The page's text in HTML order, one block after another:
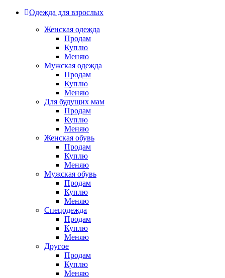
Одежда для взрослых
Женская одежда
Продам
Куплю
Меняю
Мужская одежда
Продам
Куплю
Меняю
Для будущих мам
Продам
Куплю
Меняю
Женская обувь
Продам
Куплю
Меняю
Мужская обувь
Продам
Куплю
Меняю
Спецодежда
Продам
Куплю
Меняю
Другое
Продам
Куплю
Меняю